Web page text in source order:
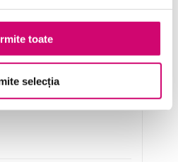
toate
selecția
Introducere în Word 2010